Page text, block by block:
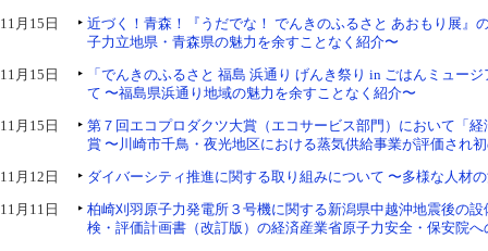
11月15日
近づく！青森！『うだでな！ でんきのふるさと あおもり展』
子力立地県・青森県の魅力を余すことなく紹介〜
11月15日
「でんきのふるさと 福島 浜通り げんき祭り in ごはんミュー
て 〜福島県浜通り地域の魅力を余すことなく紹介〜
11月15日
第７回エコプロダクツ大賞（エコサービス部門）において「
賞 〜川崎市千鳥・夜光地区における蒸気供給事業が評価され
11月12日
ダイバーシティ推進に関する取り組みについて 〜多様な人材
11月11日
柏崎刈羽原子力発電所３号機に関する新潟県中越沖地震後の
検・評価計画書（改訂版）の経済産業省原子力安全・保安院